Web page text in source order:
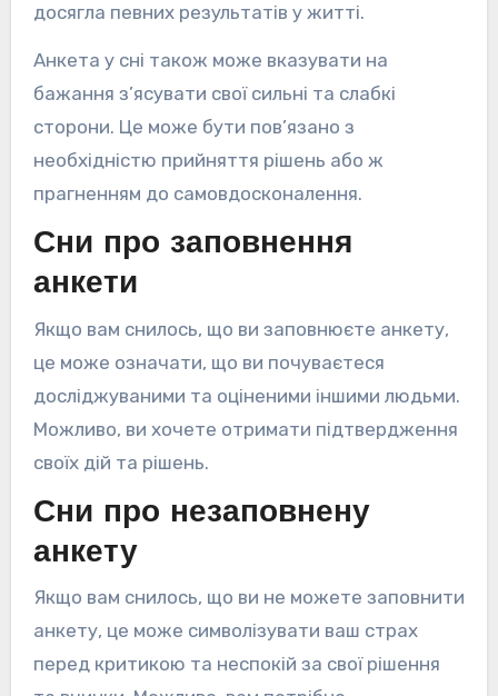
досягла певних результатів у житті.
Анкета у сні також може вказувати на
бажання з’ясувати свої сильні та слабкі
сторони. Це може бути пов’язано з
необхідністю прийняття рішень або ж
прагненням до самовдосконалення.
Сни про заповнення
анкети
Якщо вам снилось, що ви заповнюєте анкету,
це може означати, що ви почуваєтеся
досліджуваними та оціненими іншими людьми.
Можливо, ви хочете отримати підтвердження
своїх дій та рішень.
Сни про незаповнену
анкету
Якщо вам снилось, що ви не можете заповнити
анкету, це може символізувати ваш страх
перед критикою та неспокій за свої рішення